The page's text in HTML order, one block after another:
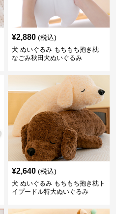
¥2,880 (税込)
犬 ぬいぐるみ もちもち抱き枕
なごみ秋田犬ぬいぐるみ
¥2,640 (税込)
犬 ぬいぐるみ もちもち抱き枕ト
イプードル特大ぬいぐるみ